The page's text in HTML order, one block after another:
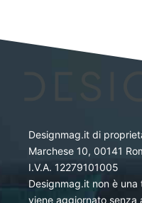
Designmag.it di
Marchese 10, 00141
I.V.A. 12279101005
Designmag.it non è
viene aggiornato senza